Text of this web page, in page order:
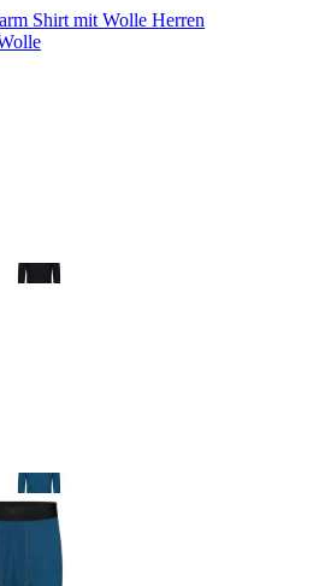
Shirt mit Wolle Herren